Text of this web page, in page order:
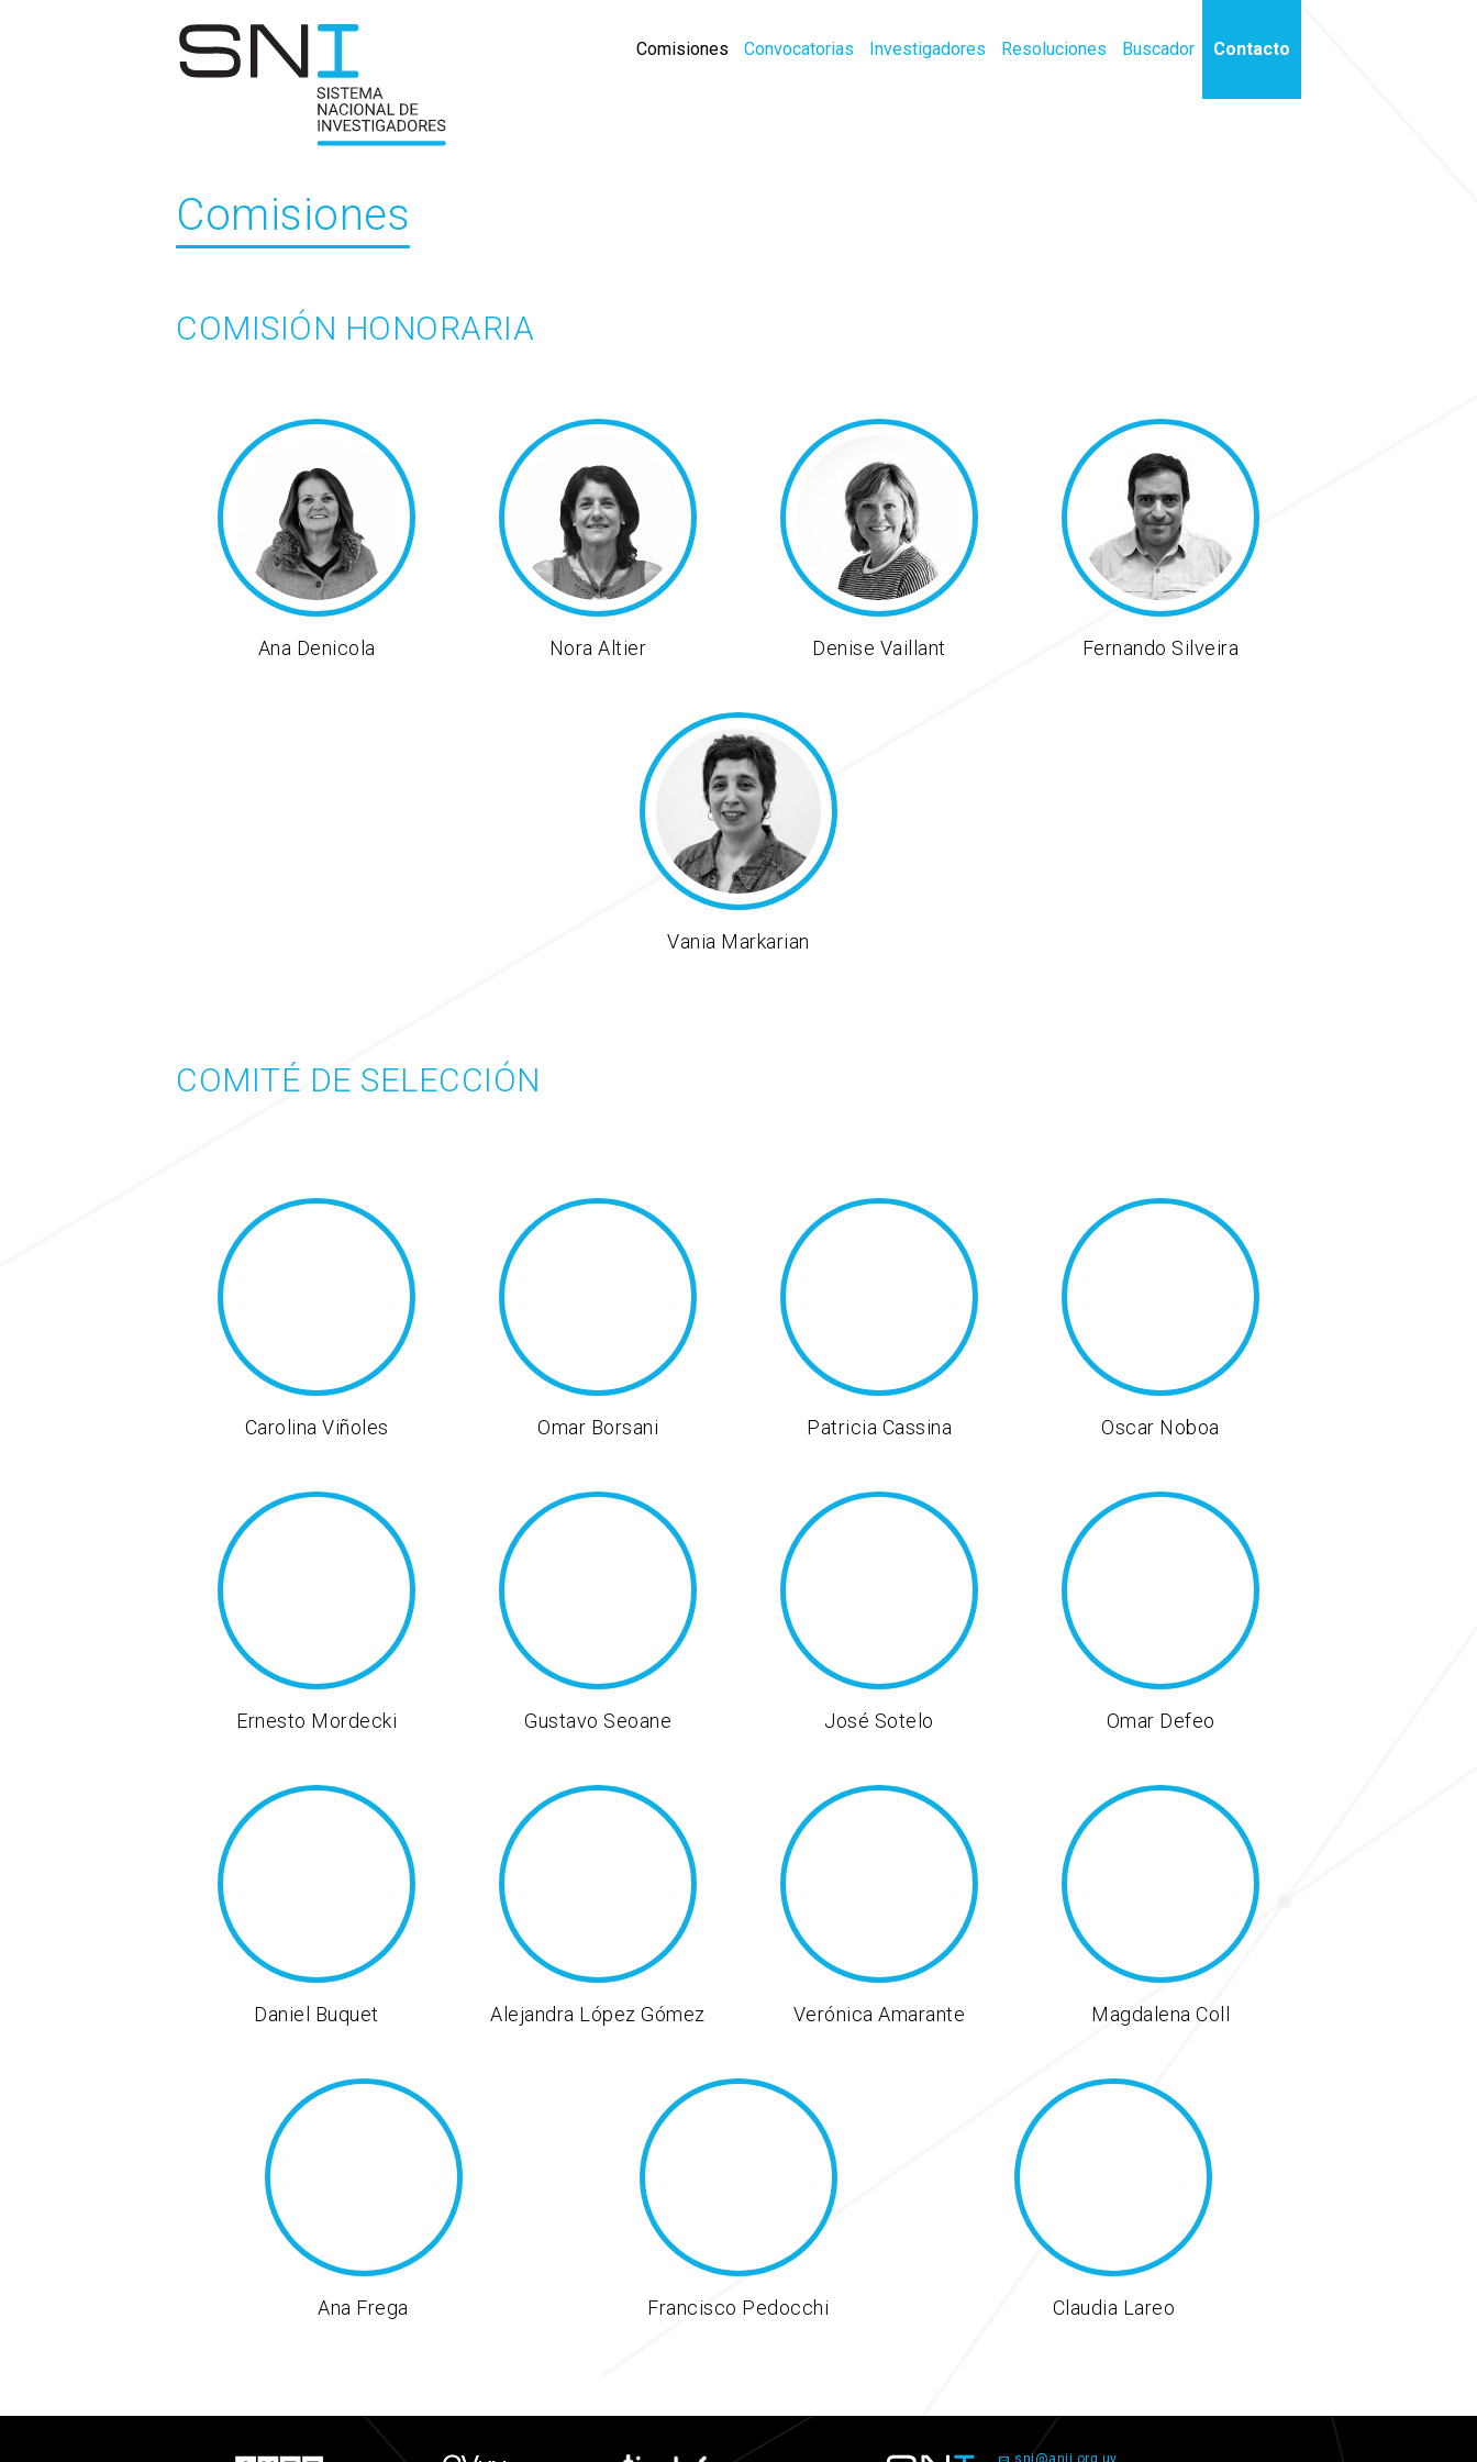
Comisiones Convocatorias Investigadores Resoluciones Buscador Contacto
Comisiones
COMISIÓN HONORARIA
Ana Denicola Nora Altier Denise Vaillant Fernando Silveira
Vania Markarian
COMITÉ DE SELECCIÓN
Carolina Viñoles Omar Borsani Patricia Cassina Oscar Noboa
Ernesto Mordecki Gustavo Seoane José Sotelo Omar Defeo
Daniel Buquet Alejandra López Gómez Verónica Amarante Magdalena Coll
Ana Frega Francisco Pedocchi Claudia Lareo